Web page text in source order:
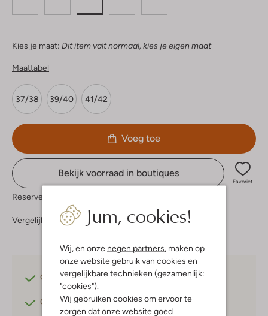
Jum, cookies!
Wij, en onze negen partners , maken op
onze website gebruik van cookies en
vergelijkbare technieken (gezamenlijk:
"cookies").
Wij gebruiken cookies om ervoor te
zorgen dat onze website goed
Kies je maat: Dit item valt normaal, kies je eigen maat
Maattabel
37/38 39/40 41/42
Voeg toe
Bekijk voorraad in boutiques
Favoriet
Reserveer direct in een van onze 37 boutiques
Vergelijkbare items
Gratis verzendingvanaf €75,-
Gratis retournerenbinnen 30 dagen*